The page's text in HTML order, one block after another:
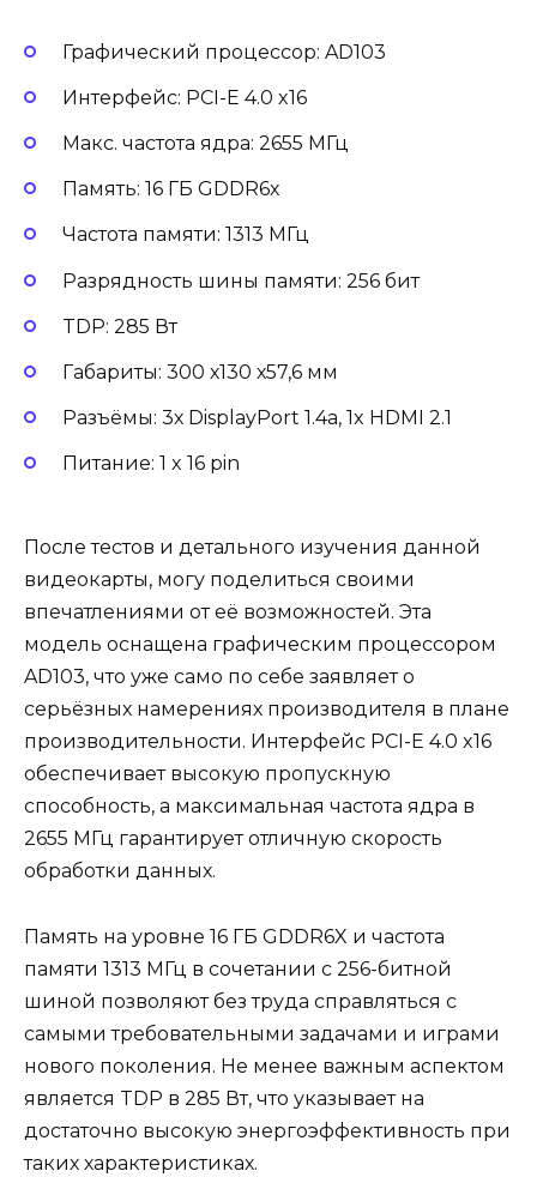
Графический процессор: AD103
Интерфейс: PCI-E 4.0 x16
Макс. частота ядра: 2655 МГц
Память: 16 ГБ GDDR6х
Частота памяти: 1313 МГц
Разрядность шины памяти: 256 бит
TDP: 285 Вт
Габариты: 300 х130 х57,6 мм
Разъёмы: 3х DisplayPort 1.4a, 1x HDMI 2.1
Питание: 1 x 16 pin
После тестов и детального изучения данной
видеокарты, могу поделиться своими
впечатлениями от её возможностей. Эта
модель оснащена графическим процессором
AD103, что уже само по себе заявляет о
серьёзных намерениях производителя в плане
производительности. Интерфейс PCI-E 4.0 x16
обеспечивает высокую пропускную
способность, а максимальная частота ядра в
2655 МГц гарантирует отличную скорость
обработки данных.
Память на уровне 16 ГБ GDDR6X и частота
памяти 1313 МГц в сочетании с 256-битной
шиной позволяют без труда справляться с
самыми требовательными задачами и играми
нового поколения. Не менее важным аспектом
является TDP в 285 Вт, что указывает на
достаточно высокую энергоэффективность при
таких характеристиках.